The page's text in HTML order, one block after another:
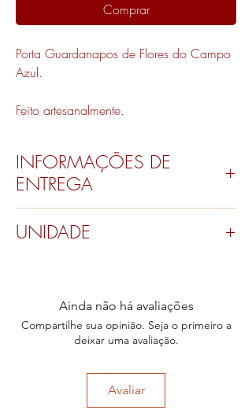
Comprar
Porta Guardanapos de Flores do Campo
Azul.
Feito artesanalmente.
INFORMAÇÕES DE
ENTREGA
UNIDADE
Ainda não há avaliações
Compartilhe sua opinião. Seja o primeiro a
deixar uma avaliação.
Avaliar